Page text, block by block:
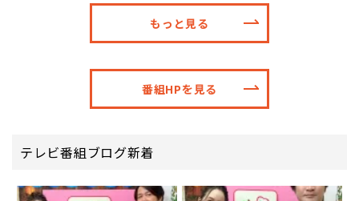
もっと見る
番組HPを見る
テレビ番組ブログ新着